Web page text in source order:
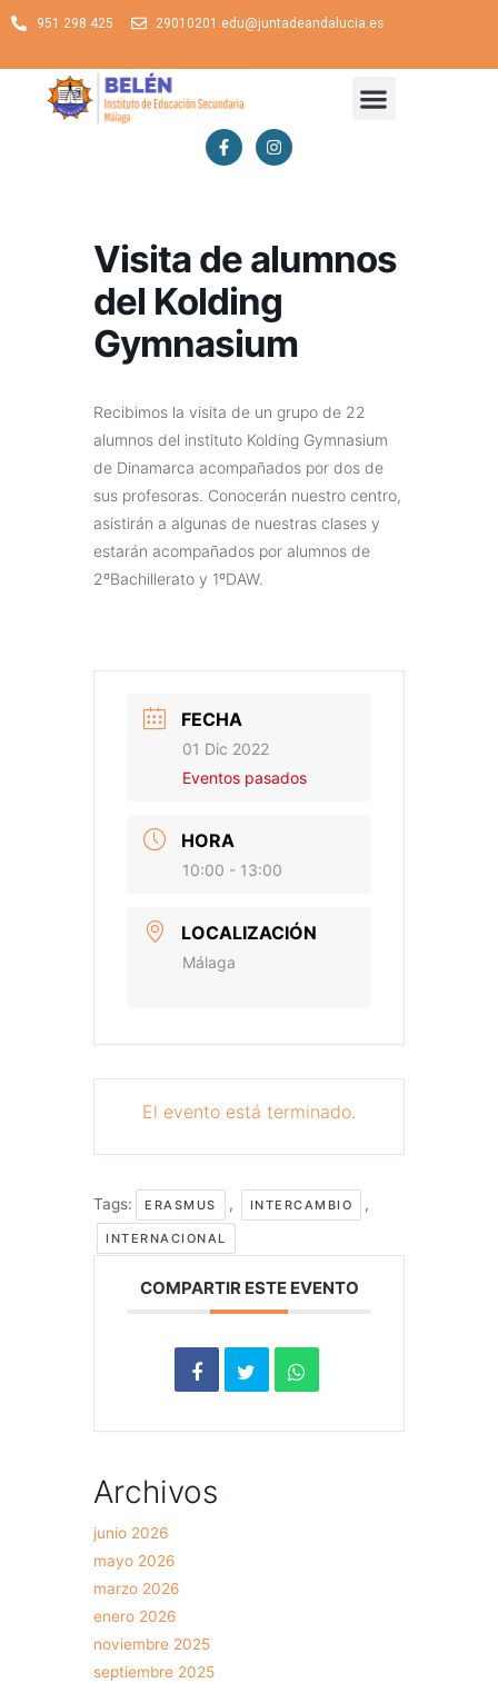
951 298 425 29010201.edu@juntadeandalucia.es
Visita de alumnos
del Kolding
Gymnasium
Recibimos la visita de un grupo de 22
alumnos del instituto Kolding Gymnasium
de Dinamarca acompañados por dos de
sus profesoras. Conocerán nuestro centro,
asistirán a algunas de nuestras clases y
estarán acompañados por alumnos de
2ºBachillerato y 1ºDAW.
FECHA
01 Dic 2022
Eventos pasados
HORA
10:00 - 13:00
LOCALIZACIÓN
Málaga
El evento está terminado.
Tags: ERASMUS , INTERCAMBIO ,
INTERNACIONAL
COMPARTIR ESTE EVENTO
Archivos
junio 2026
mayo 2026
marzo 2026
enero 2026
noviembre 2025
septiembre 2025